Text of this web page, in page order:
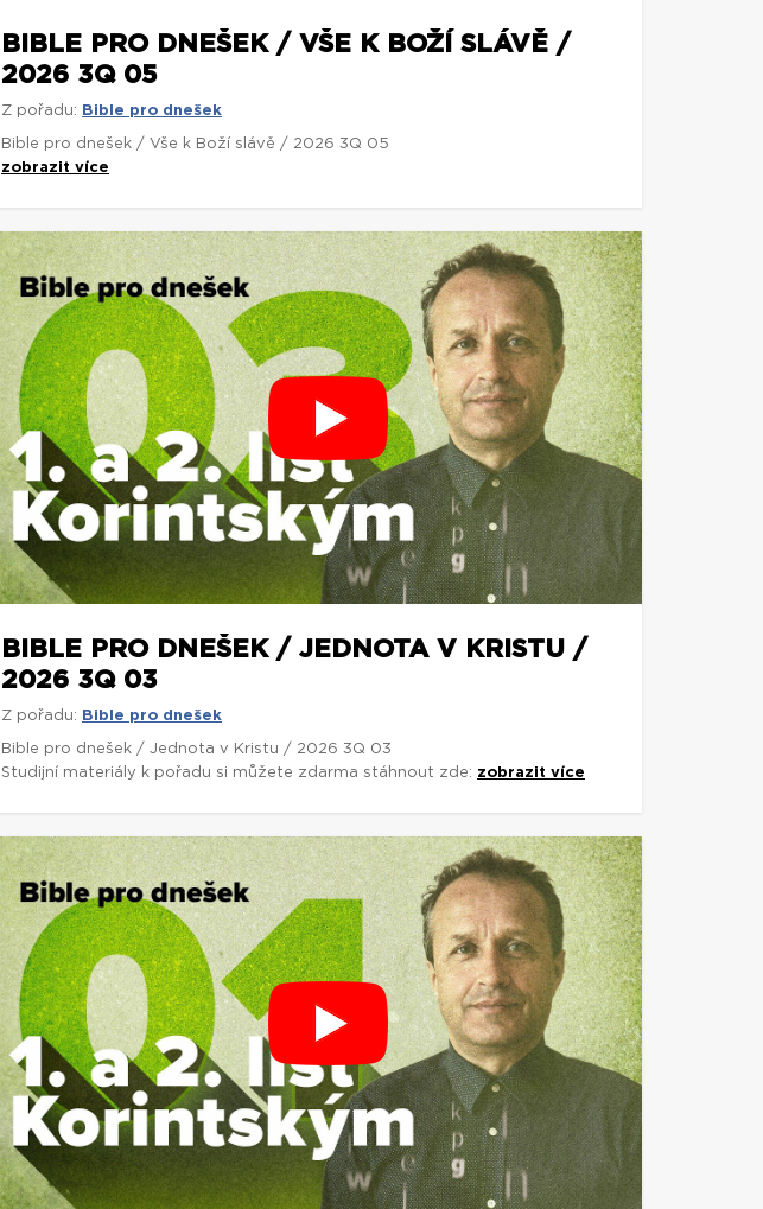
BIBLE PRO DNEŠEK / VŠE K BOŽÍ SLÁVĚ /
2026 3Q 05
Z pořadu: Bible pro dnešek
Bible pro dnešek / Vše k Boží slávě / 2026 3Q 05
zobrazit více
BIBLE PRO DNEŠEK / JEDNOTA V KRISTU /
2026 3Q 03
Z pořadu: Bible pro dnešek
Bible pro dnešek / Jednota v Kristu / 2026 3Q 03
Studijní materiály k pořadu si můžete zdarma stáhnout zde: zobrazit více